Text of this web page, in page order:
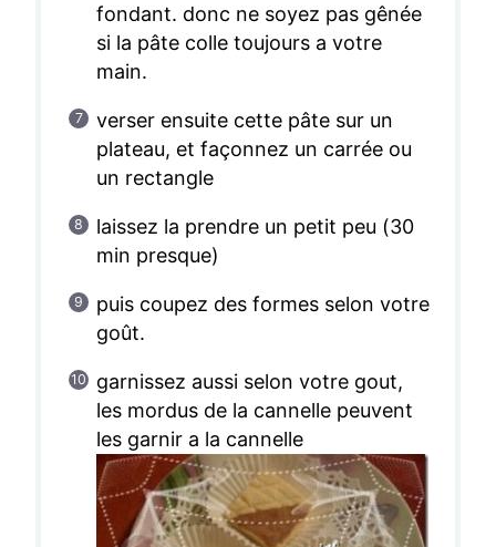
fondant. donc ne soyez pas gênée
si la pâte colle toujours a votre
main.
verser ensuite cette pâte sur un
plateau, et façonnez un carrée ou
un rectangle
laissez la prendre un petit peu (30
min presque)
puis coupez des formes selon votre
goût.
garnissez aussi selon votre gout,
les mordus de la cannelle peuvent
les garnir a la cannelle